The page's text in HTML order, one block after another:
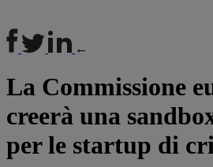
←
La Commissione
creerà una
per le startup di